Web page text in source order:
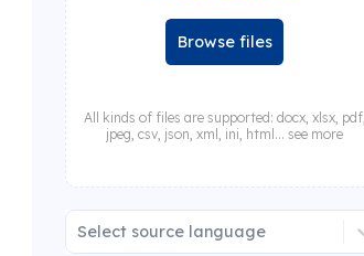
Browse files
All kinds of files are supported: docx, xlsx, pdf,
jpeg, csv, json, xml, ini, html... see more
Select source language